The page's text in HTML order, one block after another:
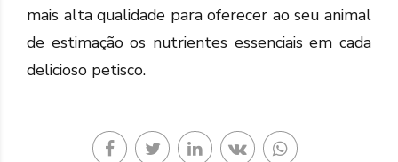
mais alta qualidade para oferecer ao seu animal
de estimação os nutrientes essenciais em cada
delicioso petisco.